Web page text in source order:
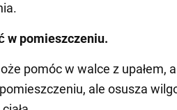
w pomieszczeniu.
pomóc w walce z upałem,
ale osusza